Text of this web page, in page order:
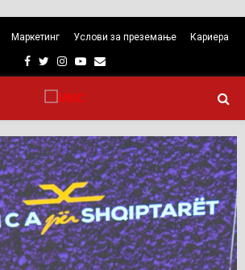
Маркетинг Услови за преземање Кариера
Facebook
TwitterInstagram
Youtube
Email